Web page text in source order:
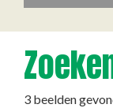
3 beelden